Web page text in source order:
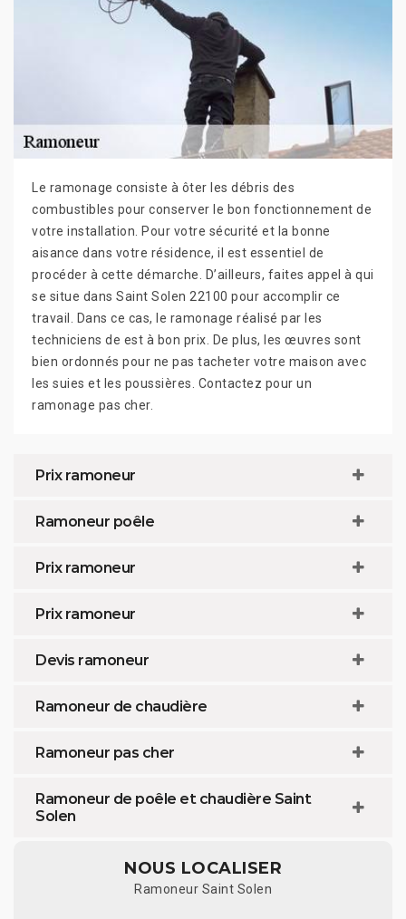
Le ramonage consiste à ôter les débris des
combustibles pour conserver le bon fonctionnement de
votre installation. Pour votre sécurité et la bonne
aisance dans votre résidence, il est essentiel de
procéder à cette démarche. D’ailleurs, faites appel à qui
se situe dans Saint Solen 22100 pour accomplir ce
travail. Dans ce cas, le ramonage réalisé par les
techniciens de est à bon prix. De plus, les œuvres sont
bien ordonnés pour ne pas tacheter votre maison avec
les suies et les poussières. Contactez pour un
ramonage pas cher.
Prix ramoneur
Ramoneur poêle
Prix ramoneur
Prix ramoneur
Devis ramoneur
Ramoneur de chaudière
Ramoneur pas cher
Ramoneur de poêle et chaudière Saint
Solen
NOUS LOCALISER
Ramoneur Saint Solen